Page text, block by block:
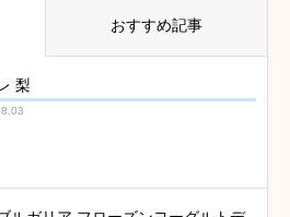
おすすめ記事
梨